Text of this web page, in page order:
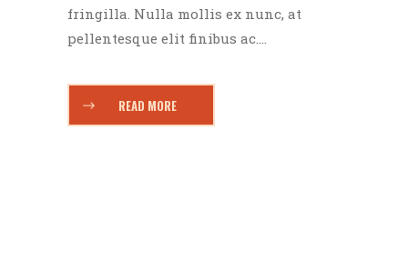
fringilla. Nulla mollis ex nunc, at
pellentesque elit finibus ac....
READ MORE